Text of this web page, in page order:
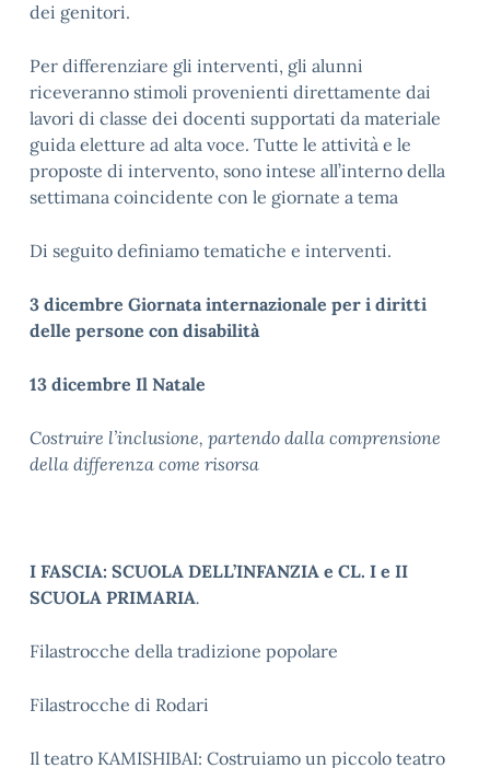
dei genitori.
Per differenziare gli interventi, gli alunni
riceveranno stimoli provenienti direttamente dai
lavori di classe dei docenti supportati da materiale
guida eletture ad alta voce. Tutte le attività e le
proposte di intervento, sono intese all’interno della
settimana coincidente con le giornate a tema
Di seguito definiamo tematiche e interventi.
3 dicembre Giornata internazionale per i diritti
delle persone con disabilità
13 dicembre Il Natale
Costruire l’inclusione, partendo dalla comprensione
della differenza come risorsa
I FASCIA: SCUOLA DELL’INFANZIA e CL. I e II
SCUOLA PRIMARIA.
Filastrocche della tradizione popolare
Filastrocche di Rodari
Il teatro KAMISHIBAI: Costruiamo un piccolo teatro